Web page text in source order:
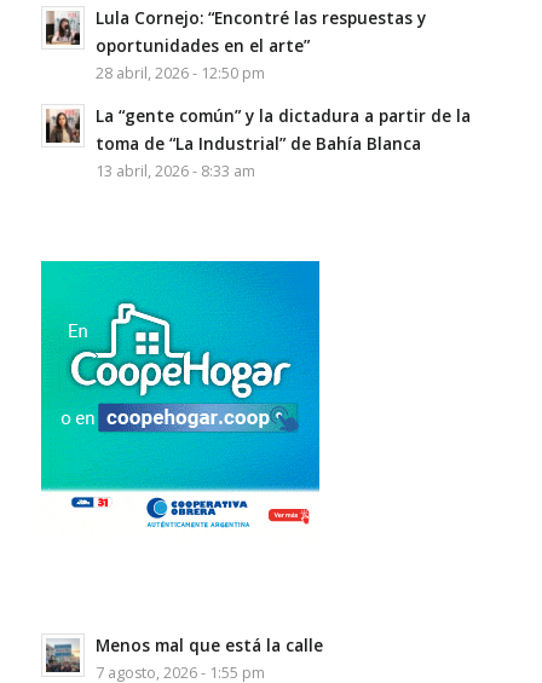
Lula Cornejo: “Encontré las respuestas y
oportunidades en el arte”
28 abril, 2026 - 12:50 pm
La “gente común” y la dictadura a partir de la
toma de “La Industrial” de Bahía Blanca
13 abril, 2026 - 8:33 am
Menos mal que está la calle
7 agosto, 2026 - 1:55 pm